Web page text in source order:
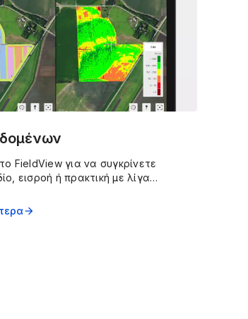
FieldView για να συγκρίνετε
εισροή ή πρακτική με λίγα
κωδικοποιημένους, εύκολα
και διαγράμματα.
arrow_forward